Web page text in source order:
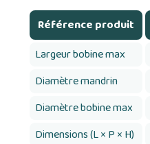
Référence produit
Largeur bobine max
Diamètre mandrin
Diamètre bobine max
Dimensions (L × P × H)